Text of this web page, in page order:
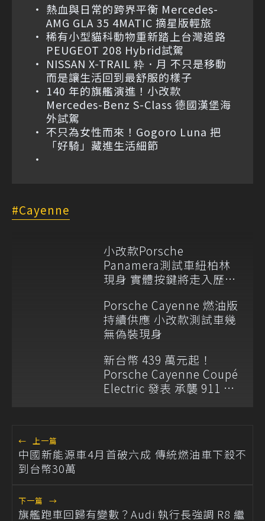
熱血與日常的跨界平衡 Mercedes-
AMG GLA 35 4MATIC 摘星版輕旅
稀有小型貓科動物重新踏上台灣道路
PEUGEOT 208 Hybrid試駕
NISSAN X-TRAIL 粋．月 不只是移動
而是讓生活回到最舒服的樣子
140 年的旗艦演進！小改款
Mercedes-Benz S-Class 德國漢堡海
外試駕
不只為女性而來！Gogoro Luna 把
「好騎」藏進生活細節
Cayenne
小改款Porsche
Panamera測試車紐柏林
現身 實體按鍵將走入歷
Porsche Cayenne 燃油版
持續供應 小改款測試車幾
無偽裝現身
新台幣 439 萬元起！
Porsche Cayenne Coupé
Electric 發表 承襲 911 設
← 上一篇
中國新能源車4月首破六成 傳統燃油車下殺不
到台幣30萬
下一篇 →
旗艦跑車回歸有變數？Audi 執行長強調 R8 繼